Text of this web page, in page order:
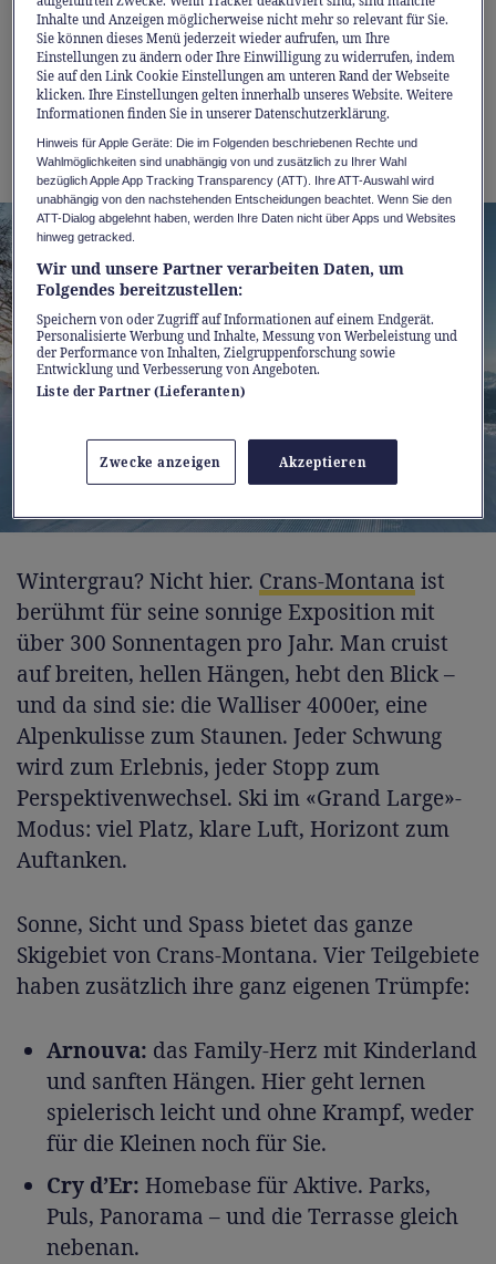
Höhe, am Fuss des Plaine-Morte-Gletschers,
finden Sie Pisten für jeden Stil und jedes
Level. Kurz: Hier wird aus Leistung
Vergnügen – und aus dem Skitag ein richtig
guter Flow-Tag.
Wintergrau? Nicht hier. Crans-Montana ist
berühmt für seine sonnige Exposition mit
über 300 Sonnentagen pro Jahr. Man cruist
auf breiten, hellen Hängen, hebt den Blick –
und da sind sie: die Walliser 4000er, eine
Alpenkulisse zum Staunen. Jeder Schwung
wird zum Erlebnis, jeder Stopp zum
Perspektivenwechsel. Ski im «Grand Large»-
Modus: viel Platz, klare Luft, Horizont zum
Auftanken.
Sonne, Sicht und Spass bietet das ganze
Skigebiet von Crans-Montana. Vier Teilgebiete
haben zusätzlich ihre ganz eigenen Trümpfe:
Arnouva: das Family-Herz mit Kinderland
und sanften Hängen. Hier geht lernen
spielerisch leicht und ohne Krampf, weder
für die Kleinen noch für Sie.
Cry d’Er: Homebase für Aktive. Parks,
Puls, Panorama – und die Terrasse gleich
nebenan.
Inhalte und Anzeigen möglicherweise nicht mehr so relevant für Sie.
Sie können dieses Menü jederzeit wieder aufrufen, um Ihre
Einstellungen zu ändern oder Ihre Einwilligung zu widerrufen, indem
Sie auf den Link Cookie Einstellungen am unteren Rand der Webseite
klicken. Ihre Einstellungen gelten innerhalb unseres Website. Weitere
Informationen finden Sie in unserer Datenschutzerklärung.
Hinweis für Apple Geräte: Die im Folgenden beschriebenen Rechte und
Wahlmöglichkeiten sind unabhängig von und zusätzlich zu Ihrer Wahl
bezüglich Apple App Tracking Transparency (ATT). Ihre ATT-Auswahl wird
unabhängig von den nachstehenden Entscheidungen beachtet. Wenn Sie den
ATT-Dialog abgelehnt haben, werden Ihre Daten nicht über Apps und Websites
hinweg getracked.
Wir und unsere Partner verarbeiten Daten, um
Folgendes bereitzustellen:
Speichern von oder Zugriff auf Informationen auf einem Endgerät.
Personalisierte Werbung und Inhalte, Messung von Werbeleistung und
der Performance von Inhalten, Zielgruppenforschung sowie
Entwicklung und Verbesserung von Angeboten.
Liste der Partner (Lieferanten)
Zwecke anzeigen Akzeptieren